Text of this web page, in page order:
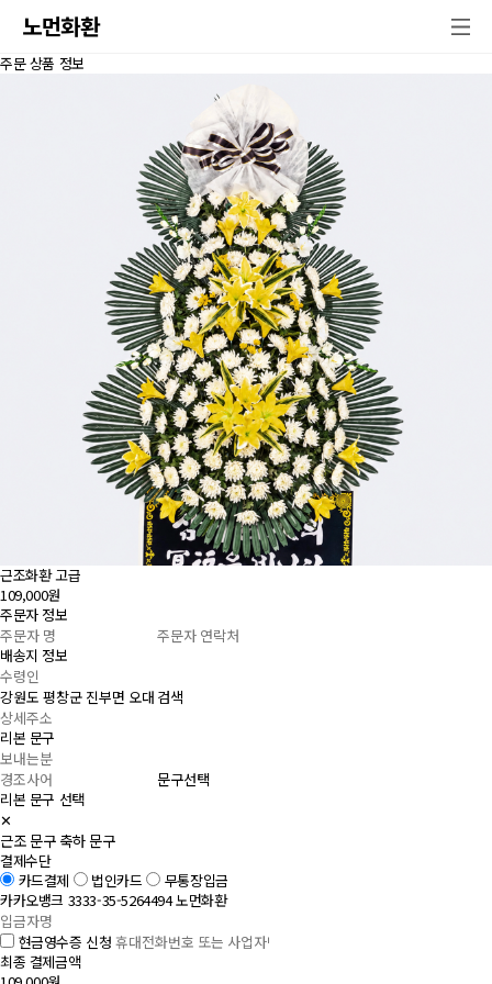
노먼화환
주문 상품 정보
근조화환 고급
109,000원
주문자 정보
배송지 정보
검색
리본 문구
문구선택
리본 문구 선택
✕
근조 문구 축하 문구
결제수단
카드결제
법인카드
무통장입금
카카오뱅크 3333-35-5264494 노먼화환
현금영수증 신청
최종 결제금액